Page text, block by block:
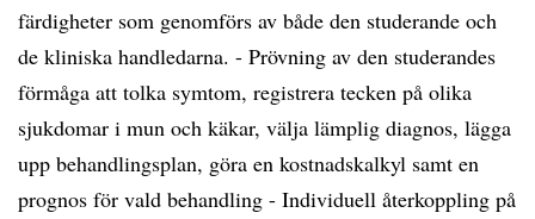
färdigheter som genomförs av både den studerande och
de kliniska handledarna. - Prövning av den studerandes
förmåga att tolka symtom, registrera tecken på olika
sjukdomar i mun och käkar, välja lämplig diagnos, lägga
upp behandlingsplan, göra en kostnadskalkyl samt en
prognos för vald behandling - Individuell återkoppling på